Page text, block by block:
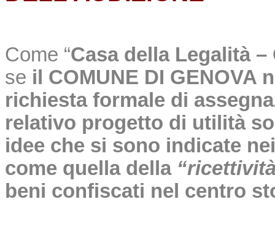
Come “Casa della Legalità –
se il COMUNE DI GENOVA
richiesta formale di
relativo progetto di utilità
idee che si sono indicate
come quella della
beni confiscati nel centro